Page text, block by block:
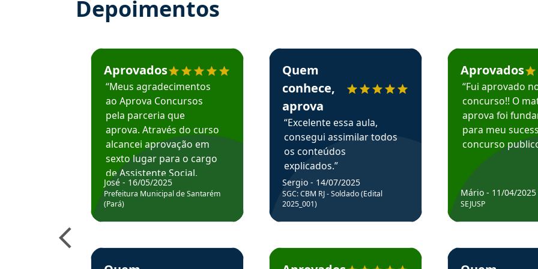
Depoimentos
Estudante José recomenda o Aprova Concursos em depoimento
Aprovados
“Meus agradecimentos
ao Aprova Concursos
pela parceria que
aprova. Através do curso
alcancei aprovação em
sexto lugar para o cargo
de Assistente Social.
Hoje estou atuando na
Prefeitura de Santarém.
José - 16/05/2025
Prefeitura Municipal de Santarém
(Pará)
Estudante Elais recomenda o Aprova Concursos em depoimento
Estudante Sergio recomenda o Aprova Concursos em depoimento
Quem
conhece,
aprova
“Excelente essa aula,
consegui assimilar todos
os conteúdos
explicados.”
Sergio - 14/07/2025
SGC: CBM RJ - Soldado (Edital
2025_001)
Estudante Cicero recomenda o Aprova Concursos em depoimento
Estudante Mário
Aprovados
“Fui aprovado
concurso!! O
aprova foi
para meu
concurso
Mário - 11/04/2025
SEJUSP
Estudante Henrique